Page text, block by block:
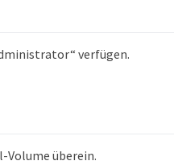
verfügen.
Volume überein.